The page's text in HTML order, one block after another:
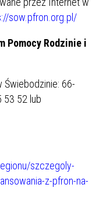
sow.pfron.org.pl/
Pomocy Rodzinie i
Świebodzinie: 66-
53 52 lub
szczegoly-
z-pfron-na-